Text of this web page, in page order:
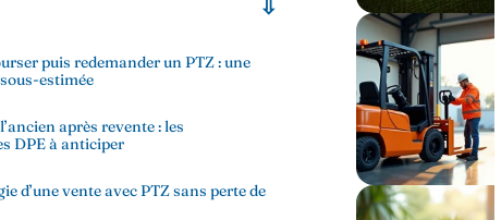
puis redemander un PTZ : une
estimée
après revente : les
DPE à anticiper
d’une vente avec PTZ sans perte de